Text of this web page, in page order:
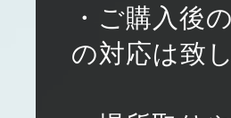
・ご購入後
の対応は致